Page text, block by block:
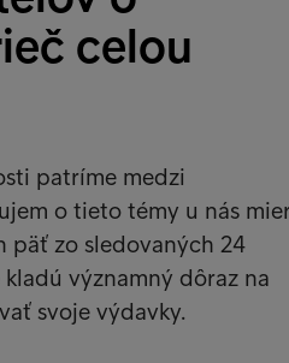
celou
patríme medzi
o tieto témy u nás
päť zo sledovaných 24
významný dôraz na
svoje výdavky.